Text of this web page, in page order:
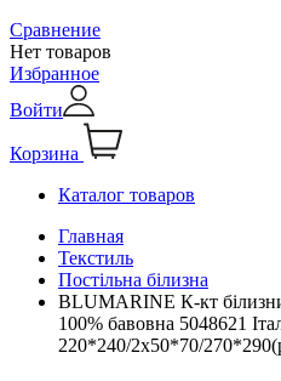
Сравнение
Нет товаров
Избранное
Войти
Корзина
Каталог товаров
Главная
Текстиль
Постільна білизна
BLUMARINE К-кт
100% бавовна 5048621
220*240/2х50*70/